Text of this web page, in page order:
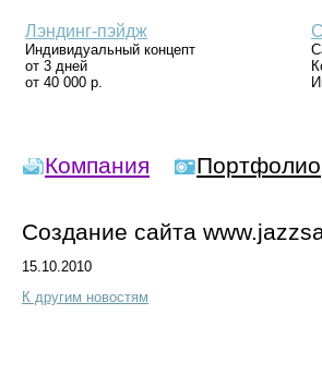
Лэндинг-пэйдж
Индивидуальный концепт
от 3 дней
от 40 000 р.
Компания Портфолио
Создание сайта
15.10.2010
К другим новостям